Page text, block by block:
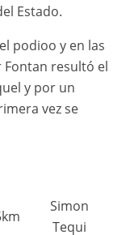
Estado.
podioo y en las
Fontan resultó el
y por un
vez se
Simon
Tequi